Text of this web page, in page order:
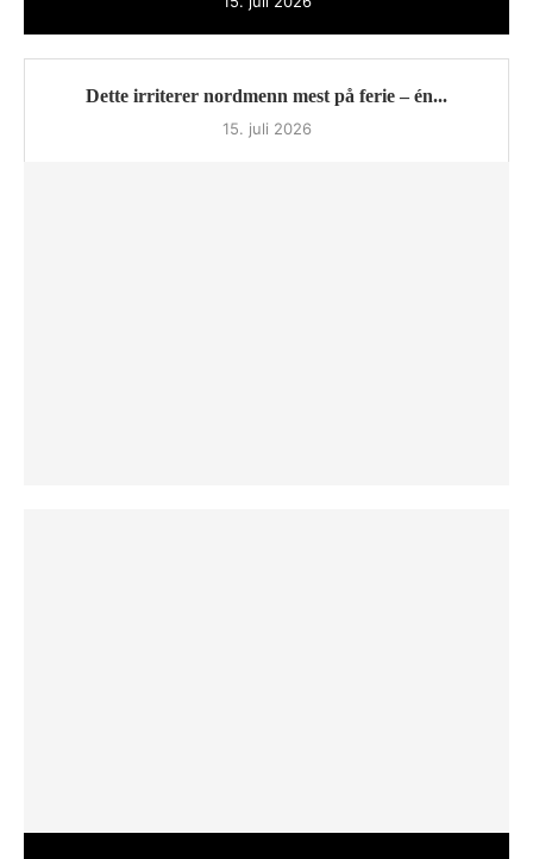
Dette irriterer nordmenn mest på ferie – én...
15. juli 2026